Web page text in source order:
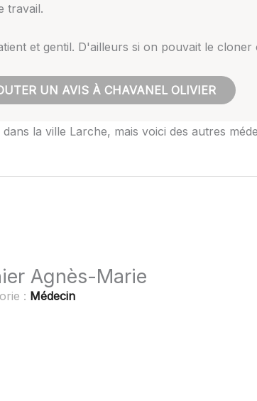
travail.
et gentil. D'ailleurs si on pouvait le cloner
UN AVIS À CHAVANEL OLIVIER
la ville Larche, mais voici des autres
Agnès-Marie
: Médecin